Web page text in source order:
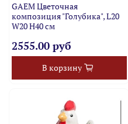
GAEM Цветочная
композиция "Голубика", L20
W20 H40 см
2555.00 руб
В корзину